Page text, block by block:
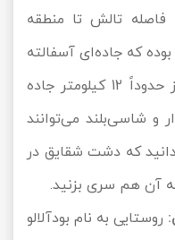
فاصله تالش تا منطقه
حدوداً 35 کیلومتر بوده که جاده‌ای آسفالته
است و از آق اولر تا سوباتان نیز حدوداً 12 کیلومتر جاده
و شاسی‌بلند می‌توانند
که دشت شقایق در
آن هم سری بزنید.
روستایی به نام بودآلالو